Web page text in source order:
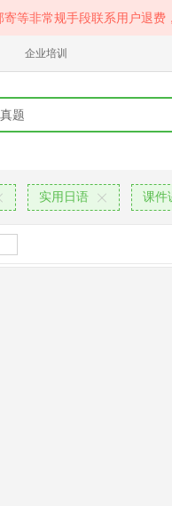
等非常规手段联系用户退
企业培训
实用日语 课件